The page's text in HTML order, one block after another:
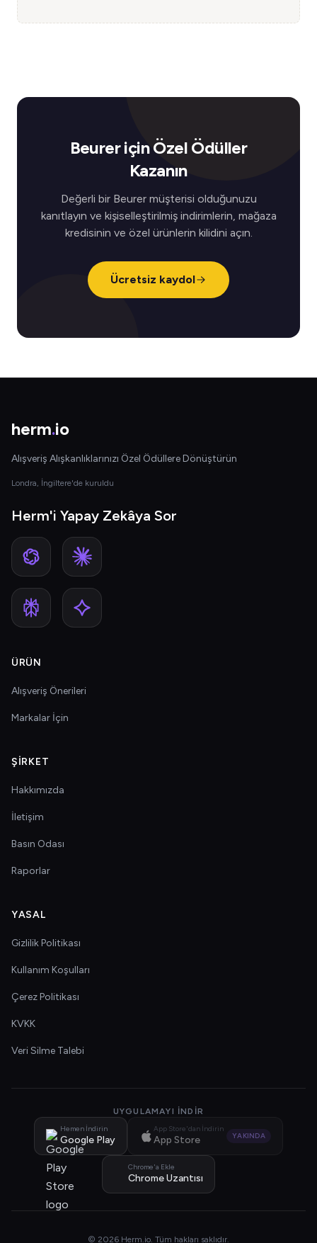
Beurer için Özel Ödüller
Kazanın
Değerli bir Beurer müşterisi olduğunuzu
kanıtlayın ve kişiselleştirilmiş indirimlerin, mağaza
kredisinin ve özel ürünlerin kilidini açın.
Ücretsiz kaydol
herm.io
Alışveriş Alışkanlıklarınızı Özel Ödüllere Dönüştürün
Londra, İngiltere'de kuruldu
Herm'i Yapay Zekâya Sor
ÜRÜN
Alışveriş Önerileri
Markalar İçin
ŞIRKET
Hakkımızda
İletişim
Basın Odası
Raporlar
YASAL
Gizlilik Politikası
Kullanım Koşulları
Çerez Politikası
KVKK
Veri Silme Talebi
UYGULAMAYI İNDIR
Hemen İndirin
Google Play
App Store'dan İndirin
App Store YAKINDA
Chrome'a Ekle
Chrome Uzantısı
© 2026 Herm.io. Tüm hakları saklıdır.